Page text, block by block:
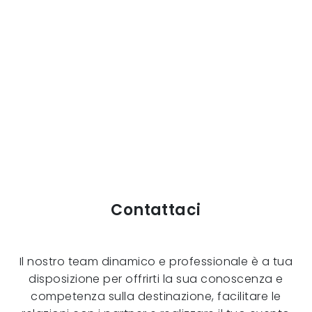
Contattaci
Il nostro team dinamico e professionale è a tua
disposizione per offrirti la sua conoscenza e
competenza sulla destinazione, facilitare le